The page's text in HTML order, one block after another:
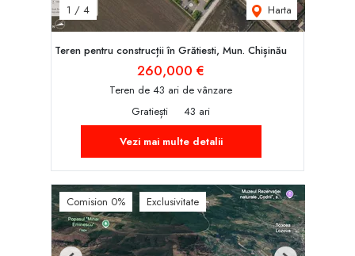
1 / 4 Harta
Teren pentru construcții în Grătiesti, Mun. Chișinău
260,000 €
Teren de 43 ari de vânzare
Gratiești
43 ari
Vezi mai multe detalii
Comision 0% Exclusivitate